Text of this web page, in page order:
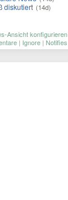
diskutiert (14d)
Ansicht konfigurieren
| Ignore | Notifies